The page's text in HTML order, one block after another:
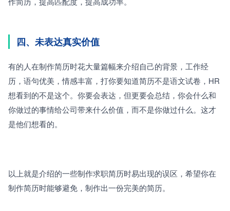
四、未表达真实价值
有的人在制作简历时花大量篇幅来介绍自己的背景，工作经
历，语句优美，情感丰富，打你要知道简历不是语文试卷，HR
想看到的不是这个。你要会表达，但更要会总结，你会什么和
你做过的事情给公司带来什么价值，而不是你做过什么。这才
是他们想看的。
以上就是介绍的一些制作求职简历时易出现的误区，希望你在
制作简历时能够避免，制作出一份完美的简历。